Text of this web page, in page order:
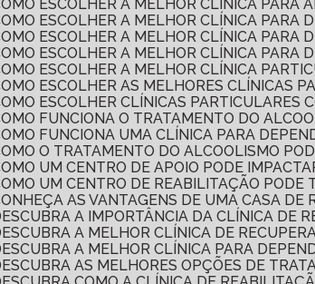
COMO ESCOLHER A MELHOR CLÍNICA PARA
COMO ESCOLHER A MELHOR CLÍNICA
COMO ESCOLHER A MELHOR CLÍNICA PARA
COMO ESCOLHER A MELHOR CLÍNICA
COMO ESCOLHER A MELHOR CLÍNICA
COMO ESCOLHER AS MELHORES CLÍNICAS
COMO ESCOLHER CLÍNICAS PARTICULARES
COMO FUNCIONA O TRATAMENTO DO
COMO FUNCIONA UMA CLÍNICA PARA
COMO O TRATAMENTO DO ALCOOLISMO
COMO UM CENTRO DE APOIO PODE
COMO UM CENTRO DE REABILITAÇÃO
CONHEÇA AS VANTAGENS DE UMA CASA
DESCUBRA A IMPORTÂNCIA DA CLÍNICA DE
DESCUBRA A MELHOR CLÍNICA DE
DESCUBRA A MELHOR CLÍNICA PARA
DESCUBRA AS MELHORES OPÇÕES DE